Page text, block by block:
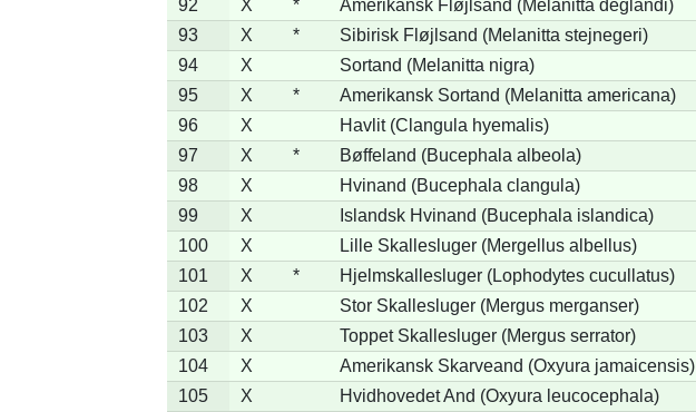
92
X *
Amerikansk Fløjlsand (Melanitta deglandi)
93
X * Sibirisk Fløjlsand (Melanitta stejnegeri)
94
X
Sortand (Melanitta nigra)
95
X *
Amerikansk Sortand (Melanitta americana)
96
X
Havlit (Clangula hyemalis)
97
X *
Bøffeland (Bucephala albeola)
98
X
Hvinand (Bucephala clangula)
99
X
Islandsk Hvinand (Bucephala islandica)
100
X
Lille Skallesluger (Mergellus albellus)
101
X *
Hjelmskallesluger (Lophodytes cucullatus)
102
X
Stor Skallesluger (Mergus merganser)
103
X
Toppet Skallesluger (Mergus serrator)
104
X
Amerikansk Skarveand (Oxyura jamaicensis)
105
X Hvidhovedet And (Oxyura leucocephala)